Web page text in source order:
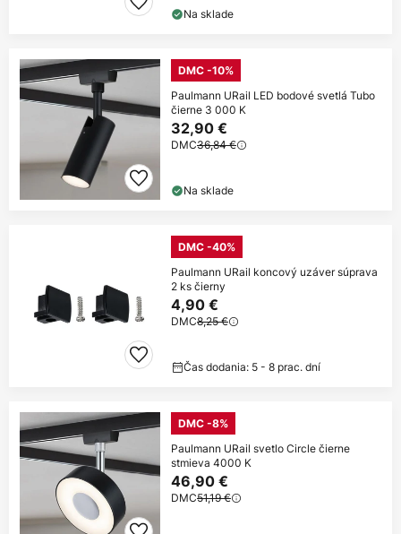
Na sklade
DMC -10%
Paulmann URail LED bodové svetlá Tubo
čierne 3 000 K
32,90 €
DMC36,84 €
Na sklade
DMC -40%
Paulmann URail koncový uzáver súprava
2 ks čierny
4,90 €
DMC8,25 €
Čas dodania: 5 - 8 prac. dní
DMC -8%
Paulmann URail svetlo Circle čierne
stmieva 4000 K
46,90 €
DMC51,19 €